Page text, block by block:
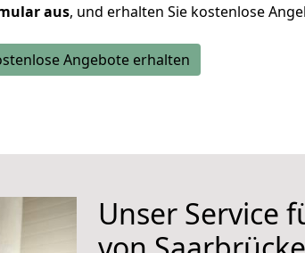
aus, und erhalten Sie kostenlose
Angebote erhalten
Unser Service